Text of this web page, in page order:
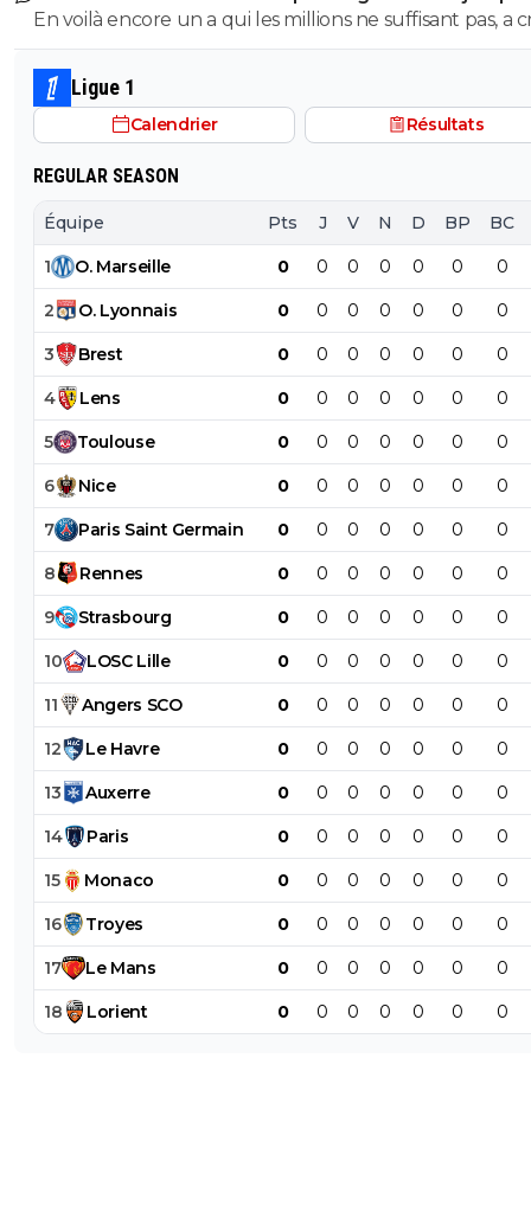
2032
En voilà encore un a qui les millions ne suffisant pas, a
sur son club pour en récupérer quelques uns de
mec pareil me pue au nez...Reste au Réal et continue
pourrir le vestiaire !
Ligue 1
Calendrier Résultats
REGULAR SEASON
Équipe Pts J V N D BP BC
1 O. Marseille 0 0 0 0 0 0 0
2 O. Lyonnais 0 0 0 0 0 0 0
3 Brest 0 0 0 0 0 0 0
4 Lens 0 0 0 0 0 0 0
5 Toulouse 0 0 0 0 0 0 0
6 Nice 0 0 0 0 0 0 0
7 Paris Saint Germain 0 0 0 0 0 0 0
8 Rennes 0 0 0 0 0 0 0
9 Strasbourg 0 0 0 0 0 0 0
10 LOSC Lille 0 0 0 0 0 0 0
11 Angers SCO 0 0 0 0 0 0 0
12 Le Havre 0 0 0 0 0 0 0
13 Auxerre 0 0 0 0 0 0 0
14 Paris 0 0 0 0 0 0 0
15 Monaco 0 0 0 0 0 0 0
16 Troyes 0 0 0 0 0 0 0
17 Le Mans 0 0 0 0 0 0 0
18 Lorient 0 0 0 0 0 0 0